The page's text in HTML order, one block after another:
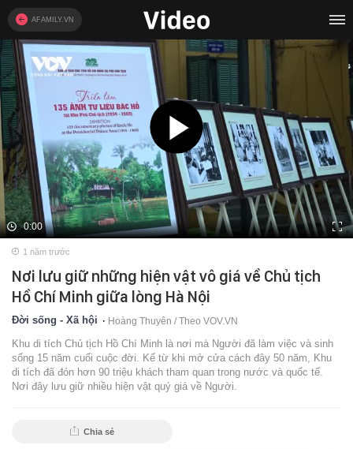
AFAMILY.VN
0:00
1 năm trước
Nơi lưu giữ những hiện vật vô giá về Chủ tịch
Hồ Chí Minh giữa lòng Hà Nội
Đời sống - Xã hội Hoàng Thuyên / Theo VOV.VN
Khu di tích Chủ tịch Hồ Chí Minh là nơi mà Người đã làm việc và sinh
sống 15 năm cuối cuộc đời. Kể từ khi mở cửa cách đây 50 năm, Khu
di tích đã đón hơn 90 triệu khách tham quan trong nước và quốc tế.
Nơi đây lưu giữ nhiều hiện vật quý giá về Người.
Chia sẻ